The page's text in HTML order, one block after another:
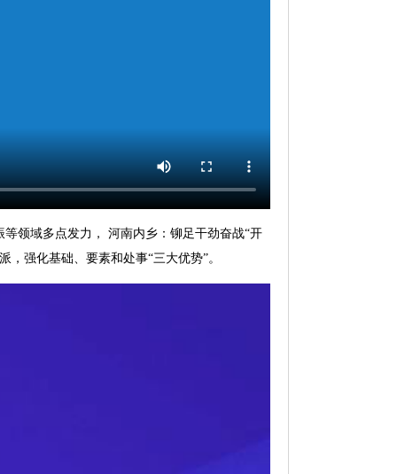
领域多点发力， 河南内乡：铆足干劲奋战“开
强化基础、要素和处事“三大优势”。